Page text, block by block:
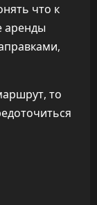
что к
аренды
то